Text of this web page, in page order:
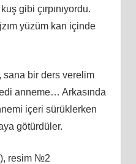
gibi çırpınıyordu.
yüzüm kan içinde
sana bir ders verelim
anneme… Arkasında
içeri sürüklerken
götürdüler.
resim №2